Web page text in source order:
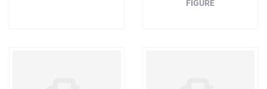
FIGURE